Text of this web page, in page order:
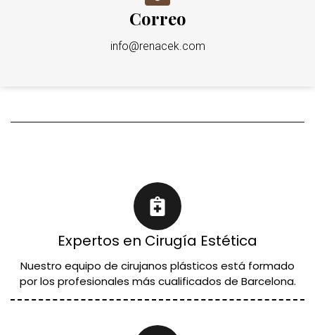
Correo
info@renacek.com
Expertos en Cirugía Estética
Nuestro equipo de cirujanos plásticos está formado
por los profesionales más cualificados de Barcelona.